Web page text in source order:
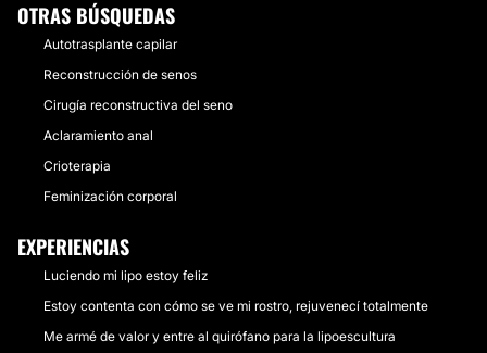
OTRAS BÚSQUEDAS
Autotrasplante capilar
Reconstrucción de senos
Cirugía reconstructiva del seno
Aclaramiento anal
Crioterapia
Feminización corporal
EXPERIENCIAS
Luciendo mi lipo estoy feliz
Estoy contenta con cómo se ve mi rostro, rejuvenecí totalmente
Me armé de valor y entre al quirófano para la lipoescultura